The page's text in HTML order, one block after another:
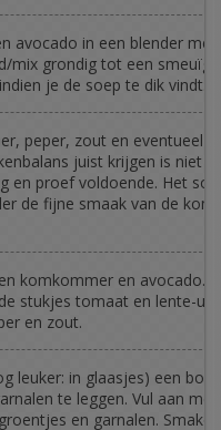
avocado in een blender met
mix grondig tot een smeuïg
je de soep te dik vindt.
peper, zout en eventueel
juist krijgen is niet
en proef voldoende. Het
de fijne smaak van de
komkommer en avocado.
stukjes tomaat en lente-ui.
en zout.
leuker: in glaasjes) een
te leggen. Vul aan
en garnalen.